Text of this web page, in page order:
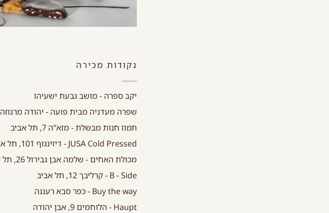
נקודות מכירה
יקב ספרה - מושב גבעת ישעיהו
שפרה מעדניה מבית פועה - יהודה מרגוזה 8, יפו
תמוז חנות מבשלת - מזא"ה 7, תל אביב
JUSA Cold Pressed - דיזינגוף 101, תל אביב
מכולת האחים - שלמה אבן גבירול 26, תל אביב
B - Side - קרליבך 12, תל אביב
Buy the way - כפר סבא רעננה
Haupt - הלוחמים 9, אבן יהודה